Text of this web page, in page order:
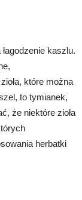
kaszlu.
które można
to tymianek,
że niektóre zioła
herbatki